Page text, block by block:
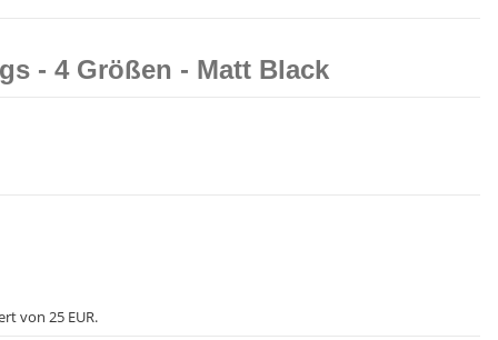
- 4 Größen - Matt Black
von 25 EUR.